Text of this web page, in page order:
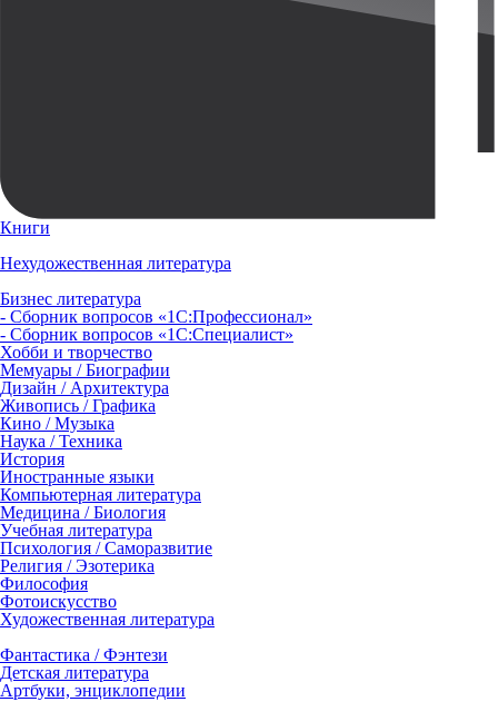
Книги
Нехудожественная литература
Бизнес литература
- Сборник вопросов «1С:Профессионал»
- Сборник вопросов «1С:Специалист»
Хобби и творчество
Мемуары / Биографии
Дизайн / Архитектура
Живопись / Графика
Кино / Музыка
Наука / Техника
История
Иностранные языки
Компьютерная литература
Медицина / Биология
Учебная литература
Психология / Саморазвитие
Религия / Эзотерика
Философия
Фотоискусство
Художественная литература
Фантастика / Фэнтези
Детская литература
Артбуки, энциклопедии